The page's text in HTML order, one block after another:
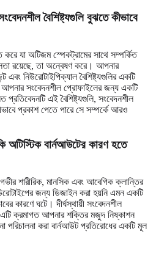
বৈশিষ্ট্যগুলি বুঝতে কীভাবে
যা অটিজম স্পেকট্রামের সাথে সম্পর্কিত
রয়েছে, তা অন্বেষণ করে। আপনার
নিউরোটাইপিক্যাল বৈশিষ্ট্যগুলির একটি
আপনার সংবেদনশীল প্রোফাইলের জন্য একটি
এই বৈশিষ্ট্যগুলি, সংবেদনশীল
প্রকাশ পেতে পারে সে সম্পর্কে আরও
অটিস্টিক বার্নআউটের কারণ হতে
শারীরিক, মানসিক এবং আবেগিক ক্লান্তির
জন্য ডিজাইন করা হয়নি এমন একটি
কারণে ঘটে। দীর্ঘস্থায়ী সংবেদনশীল
ক্রমাগত আপনার শক্তির মজুদ নিষ্কাশন
পরিচালনা করা বার্নআউট প্রতিরোধের একটি মূল